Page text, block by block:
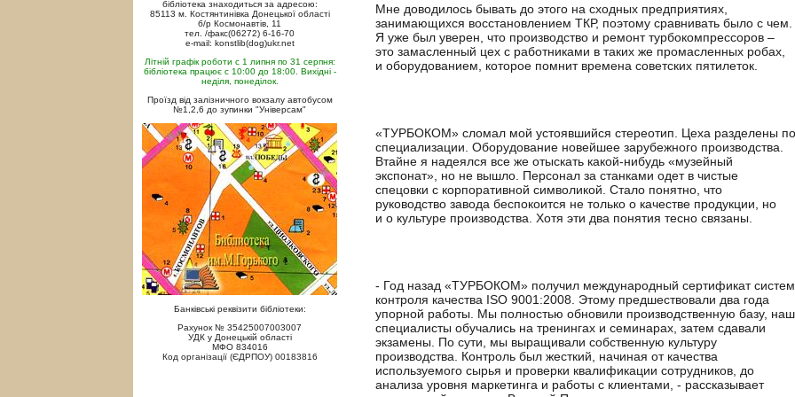
бібліотека знаходиться за адресою:
85113 м. Костянтинівка Донецької області
б/р Космонавтів, 11
тел. /факс(06272) 6-16-70
e-mail: konstlib(dog)ukr.net
Літній графік роботи с 1 липня по 31 серпня:
бібліотека працює с 10:00 до 18:00. Вихідні -
неділя, понеділок.
Проїзд від залізничного вокзалу автобусом
№1,2,6 до зупинки "Універсам"
Банківські реквізити бібліотеки:
Рахунок № 35425007003007
УДК у Донецькій області
МФО 834016
Код організації (ЄДРПОУ) 00183816
Мне доводилось бывать до этого на сходных предприятиях,
занимающихся восстановлением ТКР, поэтому сравнивать было с чем.
Я уже был уверен, что производство и ремонт турбокомпрессоров –
это замасленный цех с работниками в таких же промасленных робах,
и оборудованием, которое помнит времена советских пятилеток.
«ТУРБОКОМ» сломал мой устоявшийся стереотип. Цеха разделены по
специализации. Оборудование новейшее зарубежного производства.
Втайне я надеялся все же отыскать какой-нибудь «музейный
экспонат», но не вышло. Персонал за станками одет в чистые
спецовки с корпоративной символикой. Стало понятно, что
руководство завода беспокоится не только о качестве продукции, но
и о культуре производства. Хотя эти два понятия тесно связаны.
- Год назад «ТУРБОКОМ» получил международный сертификат
контроля качества ISO 9001:2008. Этому предшествовали два года
упорной работы. Мы полностью обновили производственную базу,
специалисты обучались на тренингах и семинарах, затем сдавали
экзамены. По сути, мы выращивали собственную культуру
производства. Контроль был жесткий, начиная от качества
используемого сырья и проверки квалификации сотрудников, до
анализа уровня маркетинга и работы с клиентами, - рассказывает